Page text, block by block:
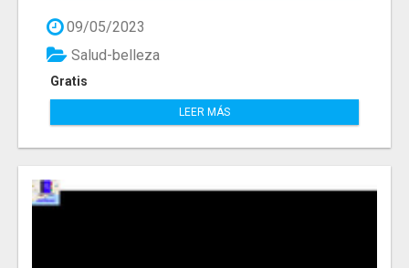
09/05/2023
Gratis
Salud-belleza
LEER MÁS